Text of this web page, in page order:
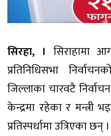
सिरहा, । सिराहामा
प्रतिनिधिसभा
जिल्लाका चारवटै निर्वाचन
केन्द्रमा रहेका र मन्त्री
प्रतिस्पर्धामा उत्रिएका छन् ।